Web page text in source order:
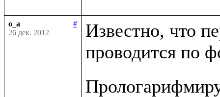
o_a
#
26 дек. 2012
Известно, что
проводится по